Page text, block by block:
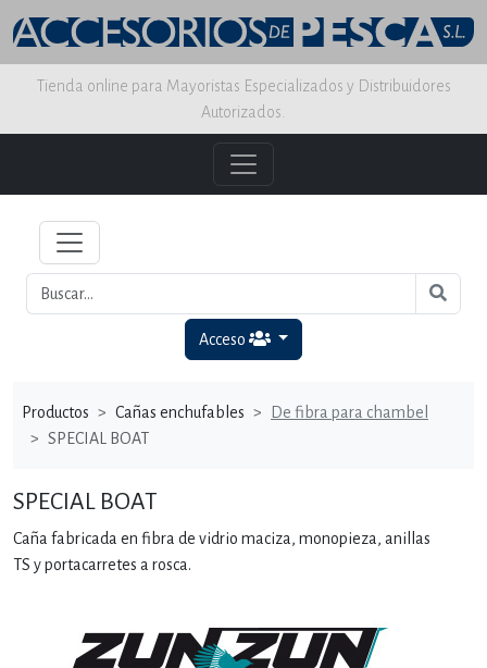
Tienda online para Mayoristas Especializados y Distribuidores
Autorizados.
Acceso
Productos Cañas enchufables
De fibra para chambel
SPECIAL BOAT
SPECIAL BOAT
Caña fabricada en fibra de vidrio maciza, monopieza, anillas
TS y portacarretes a rosca.